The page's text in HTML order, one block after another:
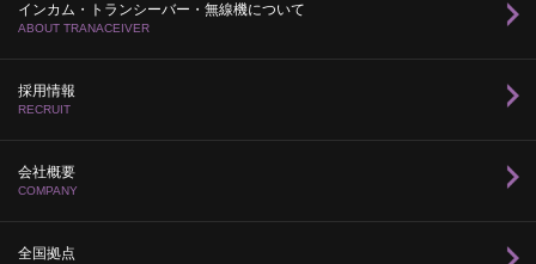
インカム・トランシーバー・無線機について
ABOUT TRANACEIVER
採用情報
RECRUIT
会社概要
COMPANY
全国拠点